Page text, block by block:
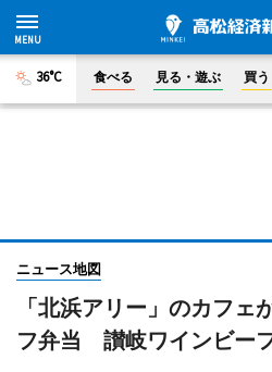
36°C 食べる 見る・遊ぶ 買う
ニュース地図
「北浜アリー」のカフェ
フ弁当 讃岐ワインビー